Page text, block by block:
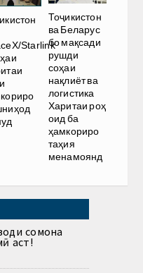
Starlink
Тоҷикистон
ва Беларус
бо мақсади
рушди
соҳаи
нақлиёт ва
логистика
Харитаи роҳ
оид ба
ҳамкориро
таҳия
менамоянд
сомона
аст!